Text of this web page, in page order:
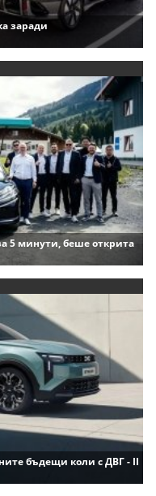
заради
5 минути, беше открита
бъдещи коли с ДВГ - II